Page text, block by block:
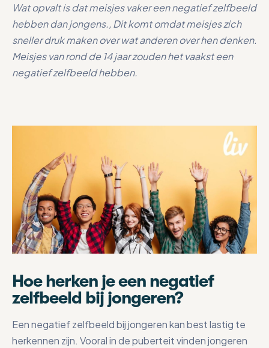
Wat opvalt is dat meisjes vaker een negatief zelfbeeld
hebben dan jongens., Dit komt omdat meisjes zich
sneller druk maken over wat anderen over hen denken.
Meisjes van rond de 14 jaar zouden het vaakst een
negatief zelfbeeld hebben.
Hoe herken je een negatief
zelfbeeld bij jongeren?
Een negatief zelfbeeld bij jongeren kan best lastig te
herkennen zijn. Vooral in de puberteit vinden jongeren